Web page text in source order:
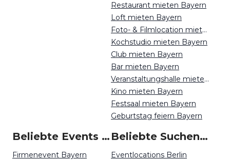
Restaurant mieten Bayern
Loft mieten Bayern
Foto- & Filmlocation mieten Bayern
Kochstudio mieten Bayern
Club mieten Bayern
Bar mieten Bayern
Veranstaltungshalle mieten Bayern
Kino mieten Bayern
Festsaal mieten Bayern
Geburtstag feiern Bayern
Beliebte Events in Bayern
Firmenevent Bayern
Beliebte Suchen auf Event Inc
Eventlocations Berlin